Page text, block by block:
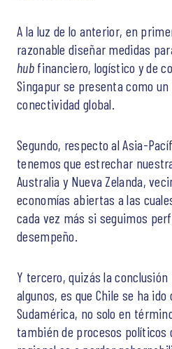
A la luz de lo anterior, en
razonable diseñar medidas
hubfinanciero, logístico y de
Singapur se presenta como
conectividad global.
Segundo, respecto al Asia-
tenemos que estrechar
Australia y Nueva Zelanda,
economías abiertas a las
cada vez más si seguimos
desempeño.
Y tercero, quizás la
algunos, es que Chile se ha ido
Sudamérica, no solo en
también de procesos políticos